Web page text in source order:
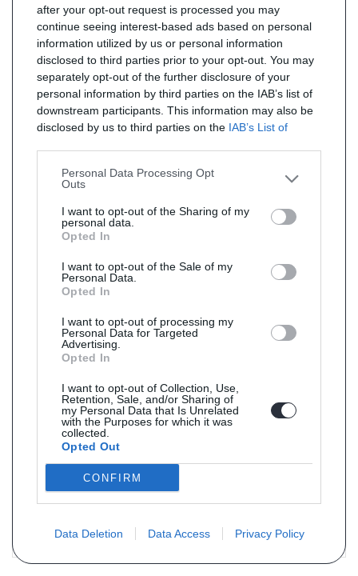
after your opt-out request is processed you may
continue seeing interest-based ads based on personal
information utilized by us or personal information
disclosed to third parties prior to your opt-out. You may
separately opt-out of the further disclosure of your
personal information by third parties on the IAB’s list of
downstream participants. This information may also be
disclosed by us to third parties on the IAB’s List of
Personal Data Processing Opt
Outs
I want to opt-out of the Sharing of my
personal data.
Opted In
I want to opt-out of the Sale of my
Personal Data.
Opted In
I want to opt-out of processing my
Personal Data for Targeted
Advertising.
Opted In
I want to opt-out of Collection, Use,
Retention, Sale, and/or Sharing of
my Personal Data that Is Unrelated
with the Purposes for which it was
collected.
Opted Out
CONFIRM
Data Deletion Data Access Privacy Policy
Catalyseur pour Audi A6 2.8 AMX 6/00-5/01
PRIX : 303 € TTC
Référence : JMJ1091510
Catalyseur pour Audi A6 2.4 ASM 6/01-5/04